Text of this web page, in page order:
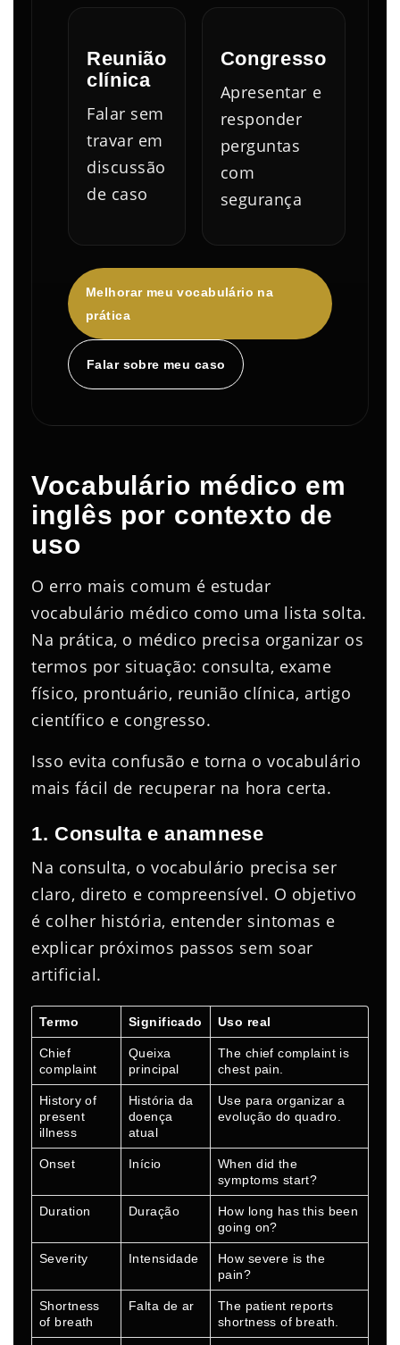
Reunião
clínica
Falar sem
travar em
discussão
de caso
Congresso
Apresentar e
responder
perguntas
com
segurança
Melhorar meu vocabulário na
prática
Falar sobre meu caso
Vocabulário médico em
inglês por contexto de
uso
O erro mais comum é estudar
vocabulário médico como uma lista solta.
Na prática, o médico precisa organizar os
termos por situação: consulta, exame
físico, prontuário, reunião clínica, artigo
científico e congresso.
Isso evita confusão e torna o vocabulário
mais fácil de recuperar na hora certa.
1. Consulta e anamnese
Na consulta, o vocabulário precisa ser
claro, direto e compreensível. O objetivo
é colher história, entender sintomas e
explicar próximos passos sem soar
artificial.
Termo Significado Uso real
Chief
complaint
Queixa
principal
The chief complaint is
chest pain.
History of
present
illness
História da
doença
atual
Use para organizar a
evolução do quadro.
Onset Início
When did the
symptoms start?
Duration Duração
How long has this been
going on?
Severity Intensidade
How severe is the
pain?
Shortness
of breath
Falta de ar
The patient reports
shortness of breath.